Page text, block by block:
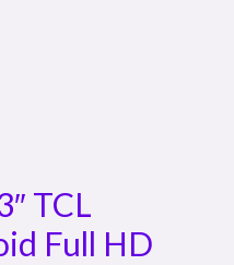
TCL
Full HD